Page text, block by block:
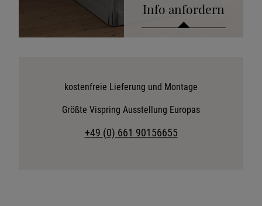
Info anfordern
Stoffkollektion anfordern
Telefonische Beratung anfordern
kostenfreie Lieferung und Montage
Größte Vispring Ausstellung Europas
+49 (0) 661 90156655